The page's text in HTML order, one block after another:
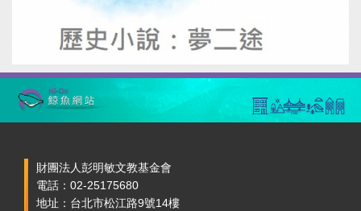
財團法人彭明敏文教基金會
電話：02-25175680
地址：台北市松江路9號14樓